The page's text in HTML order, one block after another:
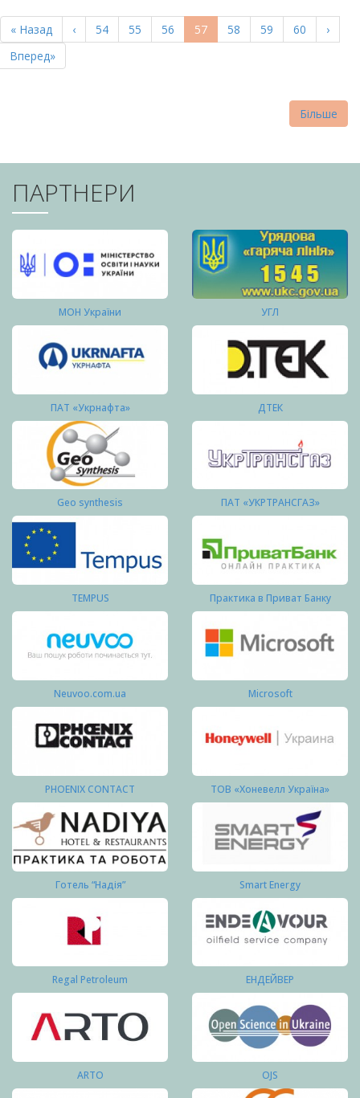
НА
СТОРІНКИ
Перша
сторінка
« Назад
Попередня
сторінка
‹ Page
54 Page
55 Page
56
Поточна
сторінка
57 Page
58 Page
59 Page
60
›
Остання
сторінка
Вперед»
Більше
ПАРТНЕРИ
МОН України УГЛ
ПАТ «Укрнафта» ДТЕК
Geo synthesis ПАТ «УКРТРАНСГАЗ»
TEMPUS Практика в Приват Банку
Neuvoo.com.ua Microsoft
PHOENIX CONTACT ТОВ «Хоневелл Україна»
Готель “Надія” Smart Energy
Regal Petroleum ЕНДЕЙВЕР
ARTO OJS